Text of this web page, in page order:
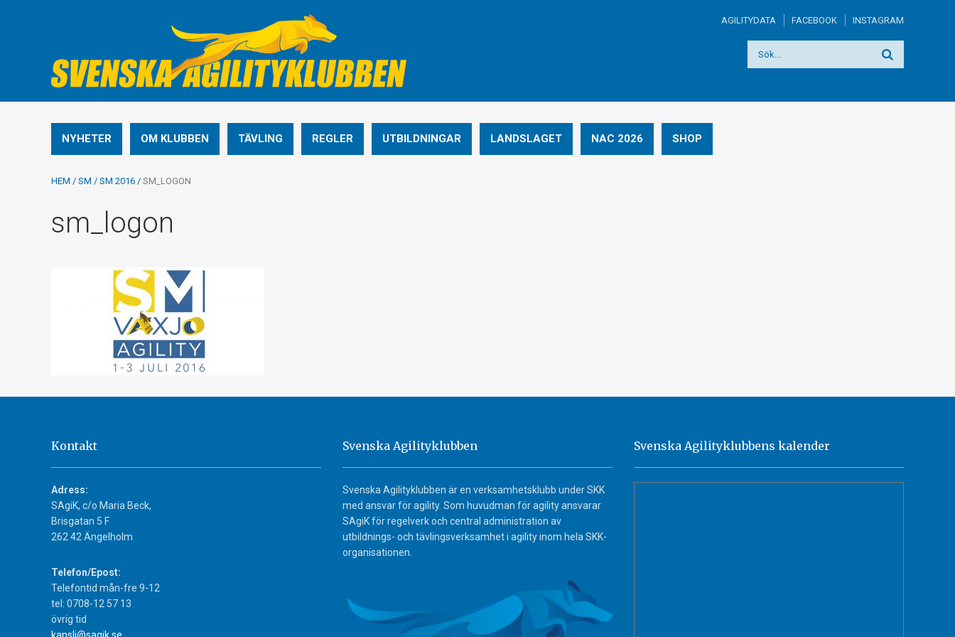
AGILITYDATA FACEBOOK INSTAGRAM
NYHETER OM KLUBBEN TÄVLING REGLER UTBILDNINGAR LANDSLAGET NAC 2026 SHOP
HEM / SM / SM 2016 / SM_LOGON
sm_logon
Kontakt
Adress:
SAgiK, c/o Maria Beck,
Brisgatan 5 F
262 42 Ängelholm
Telefon/Epost:
Telefontid mån-fre 9-12
tel: 0708-12 57 13
övrig tid
kansli@sagik.se
Svenska Agilityklubben
Svenska Agilityklubben är en verksamhetsklubb under SKK
med ansvar för agility. Som huvudman för agility ansvarar
SAgiK för regelverk och central administration av
utbildnings- och tävlingsverksamhet i agility inom hela SKK-
organisationen.
Svenska Agilityklubbens kalender